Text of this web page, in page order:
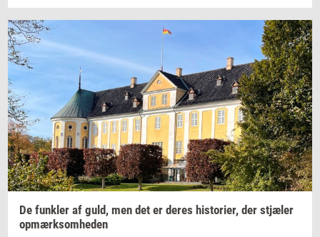
De funk­ler af guld, men det er deres hi­sto­ri­er, der stjæ­ler
op­mærk­som­he­den